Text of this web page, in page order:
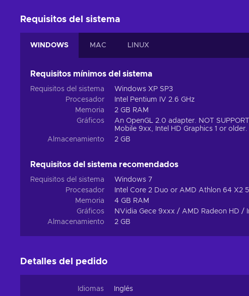
Requisitos del sistema
WINDOWS MAC LINUX
Requisitos mínimos del sistema
Requisitos del sistema
Windows XP SP3
Procesador
Intel Pentium IV 2.6 GHz
Memoria
2 GB RAM
Gráficos
An OpenGL 2.0 adapter. NOT
Mobile 9xx, Intel HD Graphics 1 or older.
Almacenamiento
2 GB
Requisitos del sistema recomendados
Requisitos del sistema
Windows 7
Procesador
Intel Core 2 Duo or AMD Athlon 64 X2
Memoria
4 GB RAM
Gráficos
NVidia Gece 9xxx / AMD Radeon HD /
Almacenamiento
2 GB
Detalles del pedido
Idiomas Inglés